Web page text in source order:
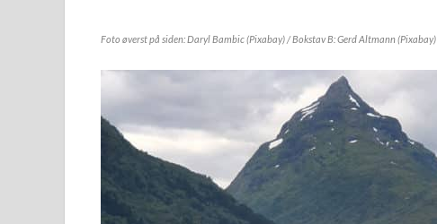
Foto øverst på siden: Daryl Bambic (Pixabay) / Bokstav B: Gerd Altmann (Pixabay)